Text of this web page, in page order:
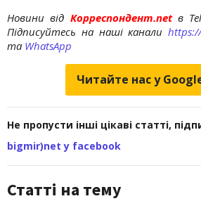
Новини від Корреспондент.netв
Підписуйтесь на наші канали
та WhatsApp
Читайте нас у
Не пропусти інші цікаві статті,
bigmir)net у facebook
Статті на тему